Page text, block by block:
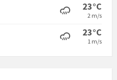
23°C
2 m/s
23°C
1 m/s